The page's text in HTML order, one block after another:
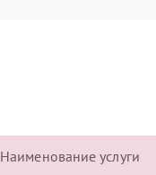
Наименование услуги